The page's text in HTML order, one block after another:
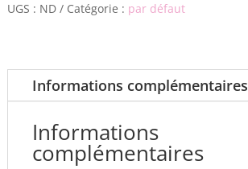
UGS : ND Catégorie : par défaut
Informations complémentaires
Informations
complémentaires